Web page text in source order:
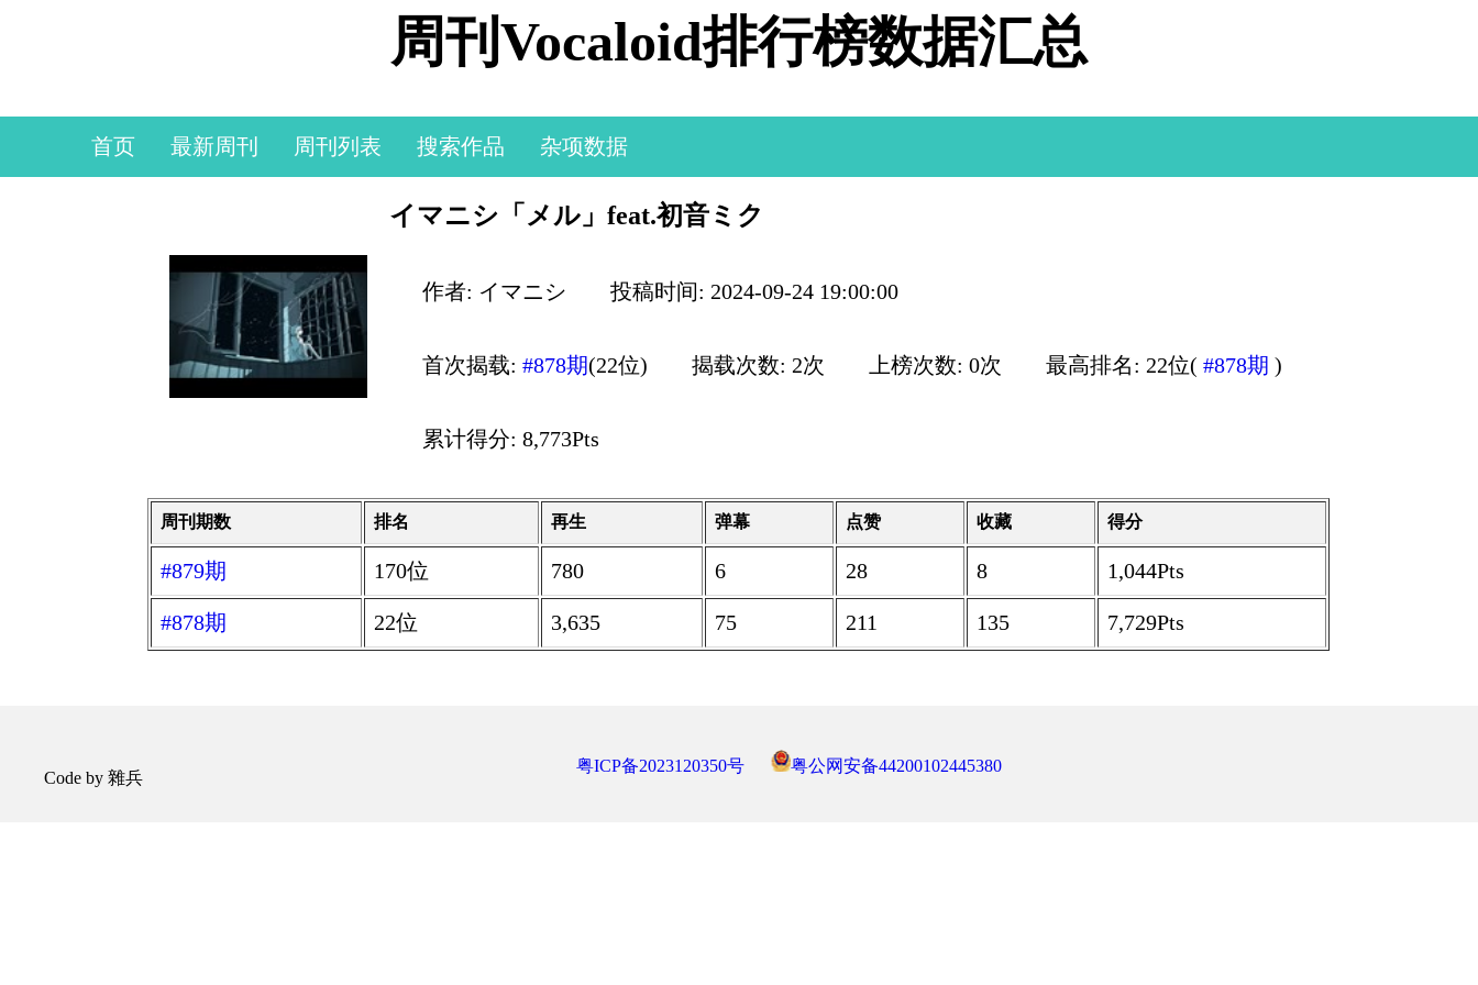
周刊Vocaloid排行榜数据汇总
首页 最新周刊 周刊列表 搜索作品 杂项数据
イマニシ「メル」feat.初音ミク
作者: イマニシ 投稿时间: 2024-09-24 19:00:00
首次揭载:#878期(22位) 揭载次数: 2次 上榜次数: 0次 最高排名: 22位(#878期 )
累计得分: 8,773Pts
周刊期数 排名 再生 弹幕 点赞 收藏 得分
#879期 170位 780 6 28 8 1,044Pts
#878期 22位 3,635 75 211 135 7,729Pts
Code by 雜兵
粤ICP备2023120350号 粤公网安备44200102445380